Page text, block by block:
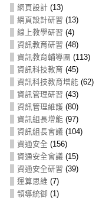
網頁設計(13)
網頁設計研習 (13)
線上教學研習 (4)
資訊教育研習 (48)
資訊教育輔導團 (113)
資訊科技教育 (45)
資訊科技教育增能(62)
資訊管理研習 (43)
資訊管理維護(80)
資訊組長增能(97)
資訊組長會議 (104)
資通安全 (156)
資通安全會議 (15)
資通安全研習 (39)
運算思維 (7)
領導統御 (1)